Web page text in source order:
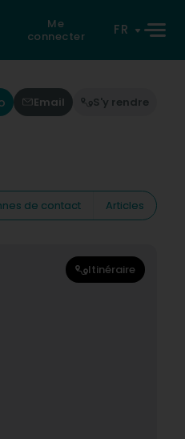
Me
connecter
FR
Email S'y rendre
de contact Articles
Itinéraire